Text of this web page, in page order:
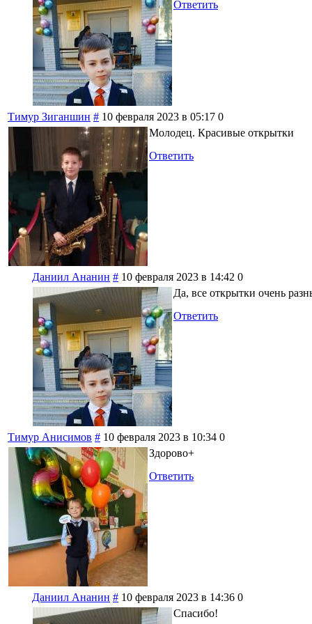
Ответить
Тимур Зиганшин # 10 февраля 2023 в 05:17 0
Молодец. Красивые открытки
Ответить
Даниил Ананин # 10 февраля 2023 в 14:42 0
Да, все открытки очень
Ответить
Тимур Анисимов # 10 февраля 2023 в 10:34 0
Здорово+
Ответить
Даниил Ананин # 10 февраля 2023 в 14:36 0
Спасибо!